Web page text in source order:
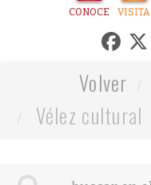
CONOCE VISITA
Volver
Vélez cultural